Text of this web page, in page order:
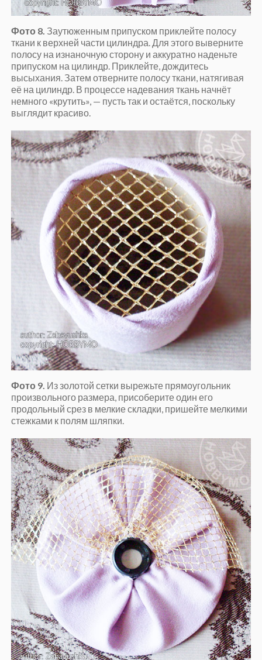
Фото 8. Заутюженным припуском приклейте полосу
ткани к верхней части цилиндра. Для этого выверните
полосу на изнаночную сторону и аккуратно наденьте
припуском на цилиндр. Приклейте, дождитесь
высыхания. Затем отверните полосу ткани, натягивая
её на цилиндр. В процессе надевания ткань начнёт
немного «крутить», — пусть так и остаётся, поскольку
выглядит красиво.
Фото 9. Из золотой сетки вырежьте прямоугольник
произвольного размера, присоберите один его
продольный срез в мелкие складки, пришейте мелкими
стежками к полям шляпки.